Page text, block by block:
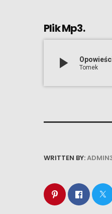
Plik Mp3.
play_arrow Tomek
WRITTEN BY: